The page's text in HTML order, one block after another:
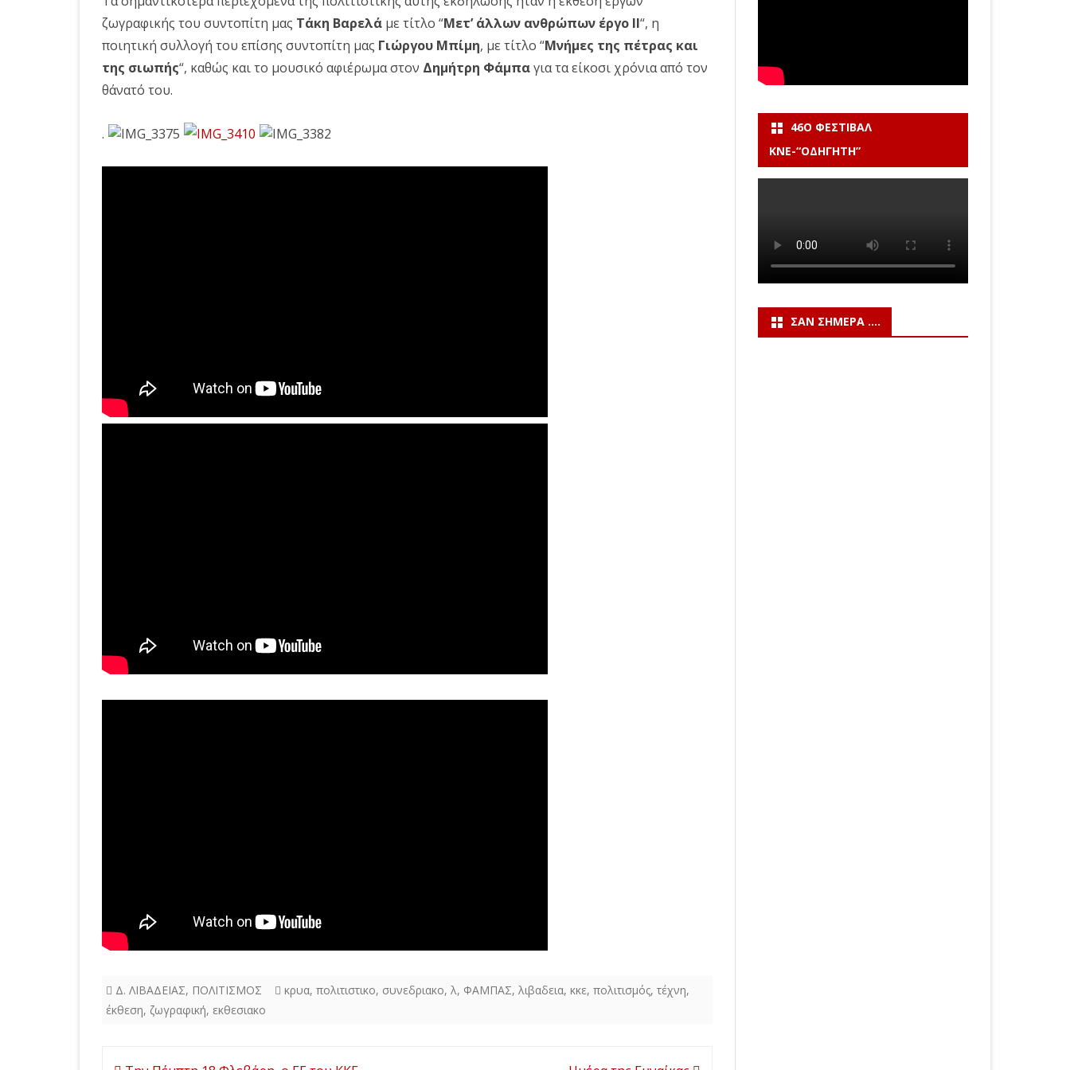
Δ. ΣΚΥΡΟΥ
Δ. ΜΩΛΟΥ-ΑΓ.ΚΩΝ/ΝΟΥ
Δ. ΣΤΥΛΙΔΑΣ
ΠΕΡΙΒΑΛΛΟΝ
ΕΠΙΣΤΗΜΗ
ΠΟΛΙΤΙΣΜΟΣ
ΚΟΣΜΟΣ
ζωγραφικής του συντοπίτη μας Τάκη Βαρελά με τίτλο “Μετ’ άλλων ανθρώπων έργο II“, η
ποιητική συλλογή του επίσης συντοπίτη μας Γιώργου Μπίμη, με τίτλο “Μνήμες της πέτρας και
της σιωπής“, καθώς και το μουσικό αφιέρωμα στον Δημήτρη Φάμπαγια τα είκοσι χρόνια από τον
θάνατό του.
.
Δ. ΛΙΒΑΔΕΙΑΣ, ΠΟΛΙΤΙΣΜΟΣ κρυα, πολιτιστικο, συνεδριακο, λ, ΦΑΜΠΑΣ, λιβαδεια, κκε, πολιτισμός, τέχνη,
έκθεση, ζωγραφική, εκθεσιακο
46Ο ΦΕΣΤΙΒΆΛ
ΚΝΕ-“ΟΔΗΓΗΤΗ”
ΣΑΝ ΣΉΜΕΡΑ ….